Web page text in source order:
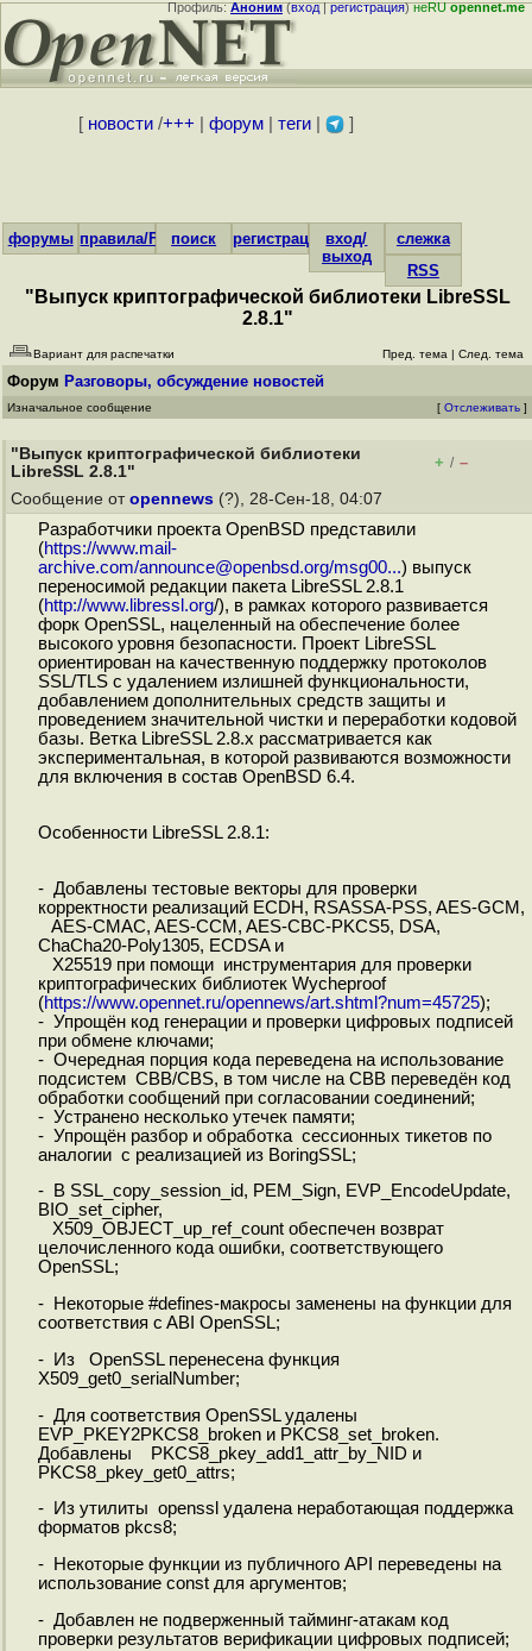
Профиль:Аноним(вход|регистрация)неRUopennet.me
[ новости/+++ форум| теги| ]
форумы правила/FAQпоиск регистрациявход/
выход
слежка
RSS
"Выпуск криптографической библиотеки LibreSSL
2.8.1"
Вариант для распечатки Пред. тема | След. тема
Форум Разговоры, обсуждение новостей
Изначальное сообщение [ Отслеживать ]
"Выпуск криптографической библиотеки
LibreSSL 2.8.1"
+ / –
Сообщение от opennews (?), 28-Сен-18, 04:07
Разработчики проекта OpenBSD представили
(https://www.mail-
archive.com/announce@openbsd.org/msg00...) выпуск
переносимой редакции пакета LibreSSL 2.8.1
(http://www.libressl.org/), в рамках которого развивается
форк OpenSSL, нацеленный на обеспечение более
высокого уровня безопасности. Проект LibreSSL
ориентирован на качественную поддержку протоколов
SSL/TLS с удалением излишней функциональности,
добавлением дополнительных средств защиты и
проведением значительной чистки и переработки кодовой
базы. Ветка LibreSSL 2.8.x рассматривается как
экспериментальная, в которой развиваются возможности
для включения в состав OpenBSD 6.4.
Особенности LibreSSL 2.8.1:
- Добавлены тестовые векторы для проверки
корректности реализаций ECDH, RSASSA-PSS, AES-GCM,
AES-CMAC, AES-CCM, AES-CBC-PKCS5, DSA,
ChaCha20-Poly1305, ECDSA и
X25519 при помощи инструментария для проверки
криптографических библиотек Wycheproof
(https://www.opennet.ru/opennews/art.shtml?num=45725);
- Упрощён код генерации и проверки цифровых подписей
при обмене ключами;
- Очередная порция кода переведена на использование
подсистем CBB/CBS, в том числе на CBB переведён код
обработки сообщений при согласовании соединений;
- Устранено несколько утечек памяти;
- Упрощён разбор и обработка сессионных тикетов по
аналогии с реализацией из BoringSSL;
- В SSL_copy_session_id, PEM_Sign, EVP_EncodeUpdate,
BIO_set_cipher,
X509_OBJECT_up_ref_count обеспечен возврат
целочисленного кода ошибки, соответствующего
OpenSSL;
- Некоторые #defines-макросы заменены на функции для
соответствия c ABI OpenSSL;
- Из OpenSSL перенесена функция
X509_get0_serialNumber;
- Для соответствия OpenSSL удалены
EVP_PKEY2PKCS8_broken и PKCS8_set_broken.
Добавлены PKCS8_pkey_add1_attr_by_NID и
PKCS8_pkey_get0_attrs;
- Из утилиты openssl удалена неработающая поддержка
форматов pkcs8;
- Некоторые функции из публичного API переведены на
использование const для аргументов;
- Добавлен не подверженный тайминг-атакам код
проверки результатов верификации цифровых подписей;